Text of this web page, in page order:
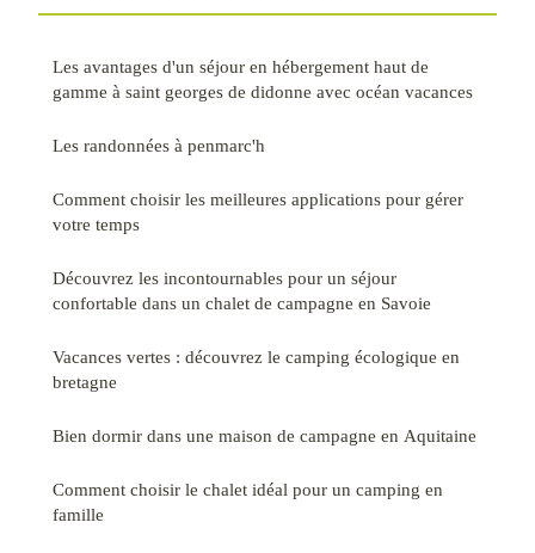
Les avantages d'un séjour en hébergement haut de
gamme à saint georges de didonne avec océan vacances
Les randonnées à penmarc'h
Comment choisir les meilleures applications pour gérer
votre temps
Découvrez les incontournables pour un séjour
confortable dans un chalet de campagne en Savoie
Vacances vertes : découvrez le camping écologique en
bretagne
Bien dormir dans une maison de campagne en Aquitaine
Comment choisir le chalet idéal pour un camping en
famille